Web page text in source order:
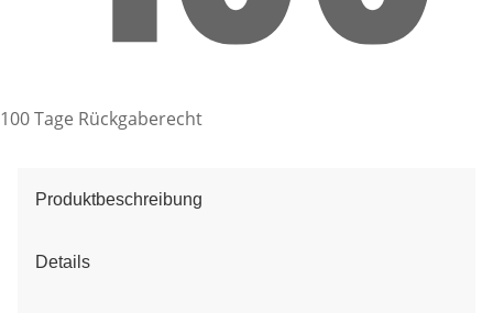
100 Tage Rückgaberecht
Produktbeschreibung
Details